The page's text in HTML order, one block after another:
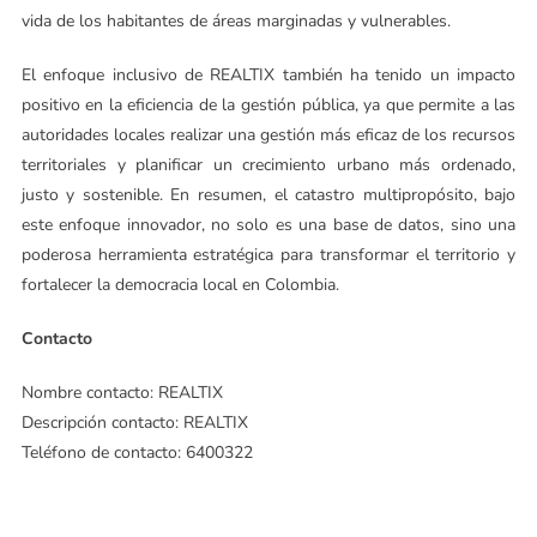
vida de los habitantes de áreas marginadas y vulnerables.
El enfoque inclusivo de REALTIX también ha tenido un impacto
positivo en la eficiencia de la gestión pública, ya que permite a las
autoridades locales realizar una gestión más eficaz de los recursos
territoriales y planificar un crecimiento urbano más ordenado,
justo y sostenible. En resumen, el catastro multipropósito, bajo
este enfoque innovador, no solo es una base de datos, sino una
poderosa herramienta estratégica para transformar el territorio y
fortalecer la democracia local en Colombia.
Contacto
Nombre contacto: REALTIX
Descripción contacto: REALTIX
Teléfono de contacto: 6400322